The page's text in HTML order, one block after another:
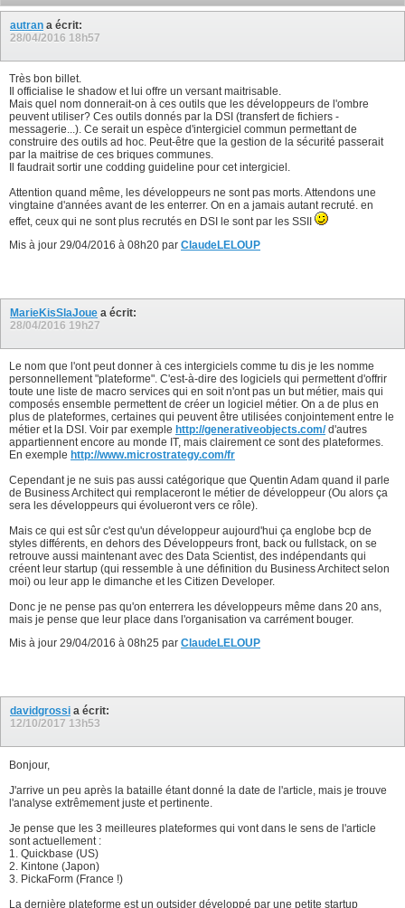
autran a écrit:
28/04/2016 18h57
Très bon billet.
Il officialise le shadow et lui offre un versant maitrisable.
Mais quel nom donnerait-on à ces outils que les développeurs de l'ombre
peuvent utiliser? Ces outils donnés par la DSI (transfert de fichiers -
messagerie...). Ce serait un espèce d'intergiciel commun permettant de
construire des outils ad hoc. Peut-être que la gestion de la sécurité passerait
par la maitrise de ces briques communes.
Il faudrait sortir une codding guideline pour cet intergiciel.
Attention quand même, les développeurs ne sont pas morts. Attendons une
vingtaine d'années avant de les enterrer. On en a jamais autant recruté. en
effet, ceux qui ne sont plus recrutés en DSI le sont par les SSII
Mis à jour 29/04/2016 à 08h20 par ClaudeLELOUP
MarieKisSlaJoue a écrit:
28/04/2016 19h27
Le nom que l'ont peut donner à ces intergiciels comme tu dis je les nomme
personnellement "plateforme". C'est-à-dire des logiciels qui permettent d'offrir
toute une liste de macro services qui en soit n'ont pas un but métier, mais qui
composés ensemble permettent de créer un logiciel métier. On a de plus en
plus de plateformes, certaines qui peuvent être utilisées conjointement entre le
métier et la DSI. Voir par exemple http://generativeobjects.com/d'autres
appartiennent encore au monde IT, mais clairement ce sont des plateformes.
En exemple http://www.microstrategy.com/fr
Cependant je ne suis pas aussi catégorique que Quentin Adam quand il parle
de Business Architect qui remplaceront le métier de développeur (Ou alors ça
sera les développeurs qui évolueront vers ce rôle).
Mais ce qui est sûr c'est qu'un développeur aujourd'hui ça englobe bcp de
styles différents, en dehors des Développeurs front, back ou fullstack, on se
retrouve aussi maintenant avec des Data Scientist, des indépendants qui
créent leur startup (qui ressemble à une définition du Business Architect selon
moi) ou leur app le dimanche et les Citizen Developer.
Donc je ne pense pas qu'on enterrera les développeurs même dans 20 ans,
mais je pense que leur place dans l'organisation va carrément bouger.
Mis à jour 29/04/2016 à 08h25 par ClaudeLELOUP
davidgrossi a écrit:
12/10/2017 13h53
Bonjour,
J'arrive un peu après la bataille étant donné la date de l'article, mais je trouve
l'analyse extrêmement juste et pertinente.
Je pense que les 3 meilleures plateformes qui vont dans le sens de l'article
sont actuellement :
1. Quickbase (US)
2. Kintone (Japon)
3. PickaForm (France !)
La dernière plateforme est un outsider développé par une petite startup